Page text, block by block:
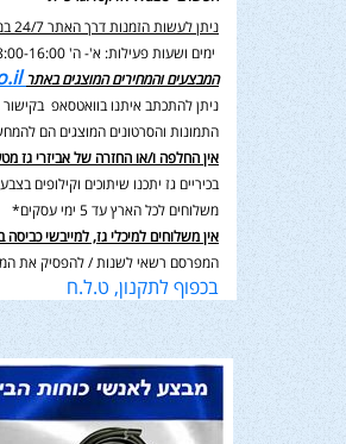
ניתן לעשות הזמנות דרך האתר 24/7 במשלוחים לכל הארץ
ימים ושעות פעילות: א'- ה' 8:00-16:00, שישי שבת - סגור,
המבצעים והמחירים המוצגים באתר
ניתן להתכתב איתנו בוואטסאפ
התמונות והסרטונים המוצגים הם
אין החלפה ו/או החזרה של אביזרי גז
בכיריים גז יתכנו שיתוכים וקילופים בצבע גוף
משלוחים לכל הארץ עד 5 ימי עסקים*
אין משלוחים למיכלי גז, למייבשי
המפרסם רשאי לשנות / להפסיק את
בכפוף לתקנון, ט.ל.ח